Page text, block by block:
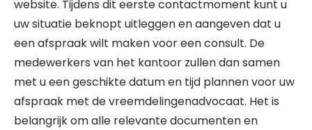
website. Tijdens dit eerste contactmoment kunt u
uw situatie beknopt uitleggen en aangeven dat u
een afspraak wilt maken voor een consult. De
medewerkers van het kantoor zullen dan samen
met u een geschikte datum en tijd plannen voor uw
afspraak met de vreemdelingenadvocaat. Het is
belangrijk om alle relevante documenten en